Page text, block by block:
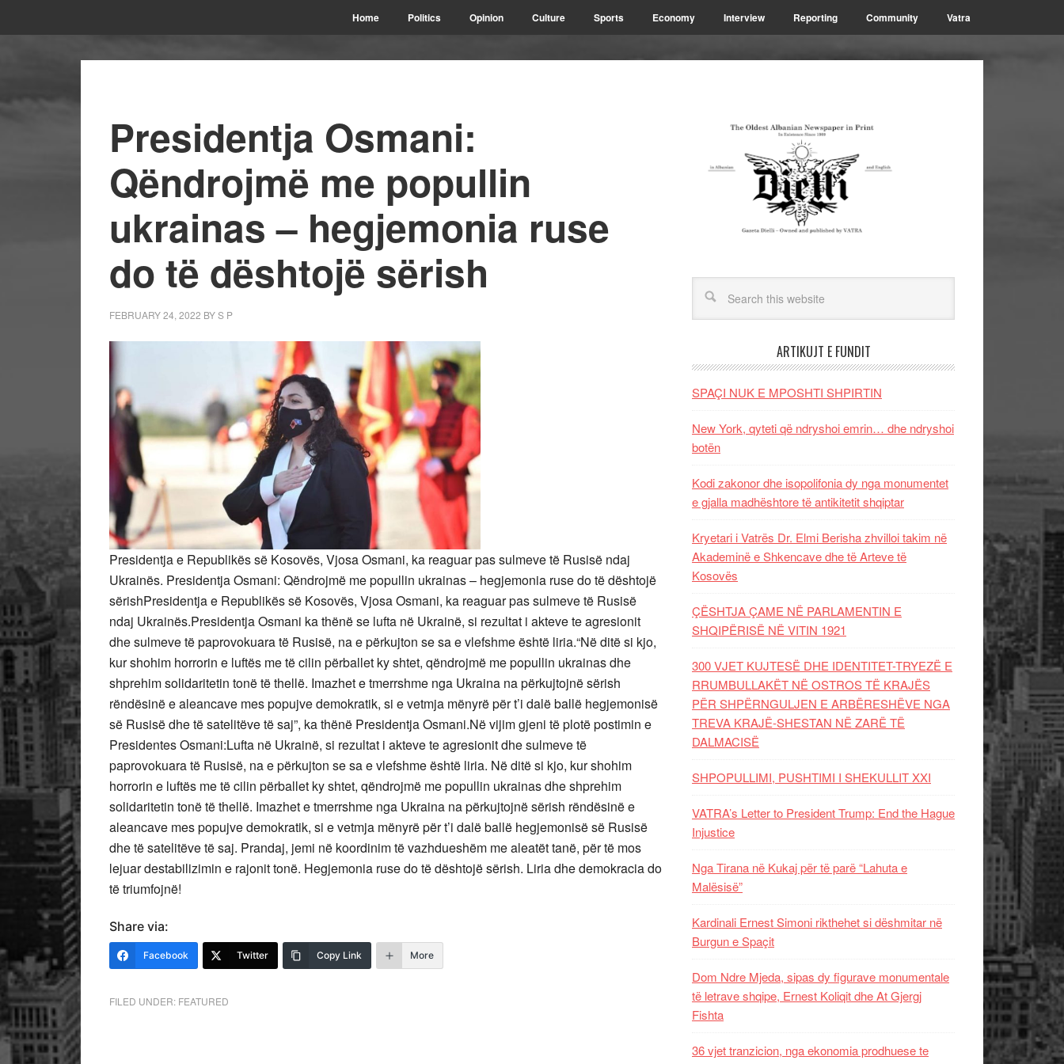
Home Politics Opinion Culture Sports Economy Interview Reporting Community Vatra
Presidentja Osmani:
Qëndrojmë me popullin
ukrainas – hegjemonia ruse
do të dështojë sërish
FEBRUARY 24, 2022 BYS P
Presidentja e Republikës së Kosovës, Vjosa Osmani, ka reaguar pas sulmeve të Rusisë ndaj
Ukrainës. Presidentja Osmani: Qëndrojmë me popullin ukrainas – hegjemonia ruse do të dështojë
sërishPresidentja e Republikës së Kosovës, Vjosa Osmani, ka reaguar pas sulmeve të Rusisë
ndaj Ukrainës.Presidentja Osmani ka thënë se lufta në Ukrainë, si rezultat i akteve te agresionit
dhe sulmeve të paprovokuara të Rusisë, na e përkujton se sa e vlefshme është liria.“Në ditë si kjo,
kur shohim horrorin e luftës me të cilin përballet ky shtet, qëndrojmë me popullin ukrainas dhe
shprehim solidaritetin tonë të thellë. Imazhet e tmerrshme nga Ukraina na përkujtojnë sërish
rëndësinë e aleancave mes popujve demokratik, si e vetmja mënyrë për t’i dalë ballë hegjemonisë
së Rusisë dhe të satelitëve të saj”, ka thënë Presidentja Osmani.Në vijim gjeni të plotë postimin e
Presidentes Osmani:Lufta në Ukrainë, si rezultat i akteve te agresionit dhe sulmeve të
paprovokuara të Rusisë, na e përkujton se sa e vlefshme është liria. Në ditë si kjo, kur shohim
horrorin e luftës me të cilin përballet ky shtet, qëndrojmë me popullin ukrainas dhe shprehim
solidaritetin tonë të thellë. Imazhet e tmerrshme nga Ukraina na përkujtojnë sërish rëndësinë e
aleancave mes popujve demokratik, si e vetmja mënyrë për t’i dalë ballë hegjemonisë së Rusisë
dhe të satelitëve të saj. Prandaj, jemi në koordinim të vazhdueshëm me aleatët tanë, për të mos
lejuar destabilizimin e rajonit tonë. Hegjemonia ruse do të dështojë sërish. Liria dhe demokracia do
të triumfojnë!
Share via:
Facebook Twitter Copy Link More
FILED UNDER: FEATURED
ARTIKUJT E FUNDIT
SPAÇI NUK E MPOSHTI SHPIRTIN
New York, qyteti që ndryshoi emrin… dhe ndryshoi
botën
Kodi zakonor dhe isopolifonia dy nga monumentet
e gjalla madhështore të antikitetit shqiptar
Kryetari i Vatrës Dr. Elmi Berisha zhvilloi takim në
Akademinë e Shkencave dhe të Arteve të
Kosovës
ÇËSHTJA ÇAME NË PARLAMENTIN E
SHQIPËRISË NË VITIN 1921
300 VJET KUJTESË DHE IDENTITET-TRYEZË E
RRUMBULLAKËT NË OSTROS TË KRAJËS
PËR SHPËRNGULJEN E ARBËRESHËVE NGA
TREVA KRAJË-SHESTAN NË ZARË TË
DALMACISË
SHPOPULLIMI, PUSHTIMI I SHEKULLIT XXI
VATRA’s Letter to President Trump: End the Hague
Injustice
Nga Tirana në Kukaj për të parë “Lahuta e
Malësisë”
Kardinali Ernest Simoni rikthehet si dëshmitar në
Burgun e Spaçit
Dom Ndre Mjeda, sipas dy figurave monumentale
të letrave shqipe, Ernest Koliqit dhe At Gjergj
Fishta
36 vjet tranzicion, nga ekonomia prodhuese te